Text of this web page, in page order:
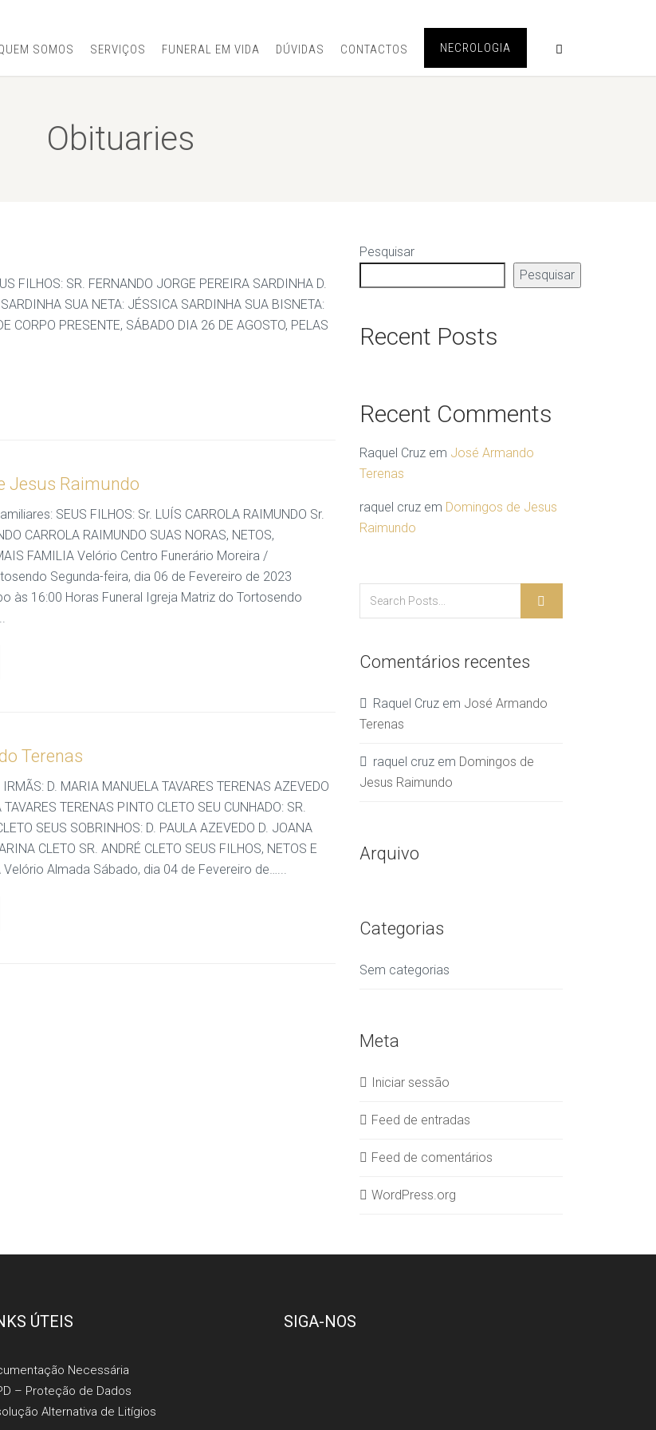
SOMOS SERVIÇOS FUNERAL EM VIDA DÚVIDAS CONTACTOS NECROLOGIA
Obituaries
FILHOS: SR. FERNANDO JORGE PEREIRA SARDINHA D.
SUA NETA: JÉSSICA SARDINHA SUA BISNETA:
CORPO PRESENTE, SÁBADO DIA 26 DE AGOSTO, PELAS
Jesus Raimundo
SEUS FILHOS: Sr. LUÍS CARROLA RAIMUNDO Sr.
CARROLA RAIMUNDO SUAS NORAS, NETOS,
FAMILIA Velório Centro Funerário Moreira /
Segunda-feira, dia 06 de Fevereiro de 2023
às 16:00 Horas Funeral Igreja Matriz do Tortosendo
Terenas
D. MARIA MANUELA TAVARES TERENAS AZEVEDO
TERENAS PINTO CLETO SEU CUNHADO: SR.
SEUS SOBRINHOS: D. PAULA AZEVEDO D. JOANA
CLETO SR. ANDRÉ CLETO SEUS FILHOS, NETOS E
Velório Almada Sábado, dia 04 de Fevereiro de…...
Pesquisar
Pesquisar
Recent Posts
Recent Comments
Raquel Cruz em José Armando
Terenas
raquel cruz em Domingos de Jesus
Raimundo
Comentários recentes
Raquel Cruz em José Armando
Terenas
raquel cruz em Domingos de
Jesus Raimundo
Arquivo
Categorias
Sem categorias
Meta
Iniciar sessão
Feed de entradas
Feed de comentários
WordPress.org
ÚTEIS
Necessária
– Proteção de Dados
Alternativa de Litígios
SIGA-NOS